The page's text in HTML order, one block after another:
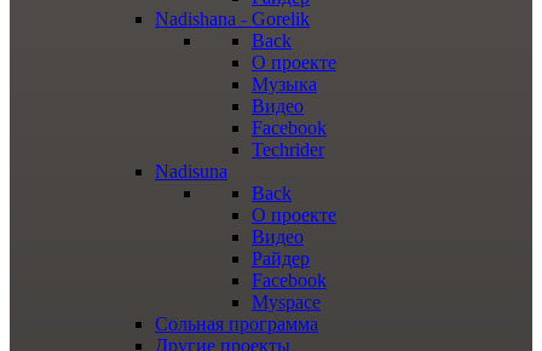
Nadishana - Gorelik
Back
О проекте
Музыка
Видео
Facebook
Techrider
Nadisuna
Back
О проекте
Видео
Райдер
Facebook
Myspace
Сольная программа
Другие проекты